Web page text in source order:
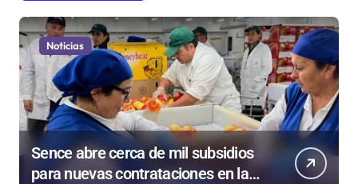
Noticias
Sence abre cerca de mil subsidios
para nuevas contrataciones en la